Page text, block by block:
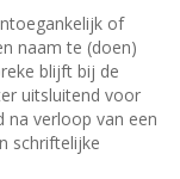
of
naam te (doen)
blijft bij de
uitsluitend voor
na verloop van een
schriftelijke